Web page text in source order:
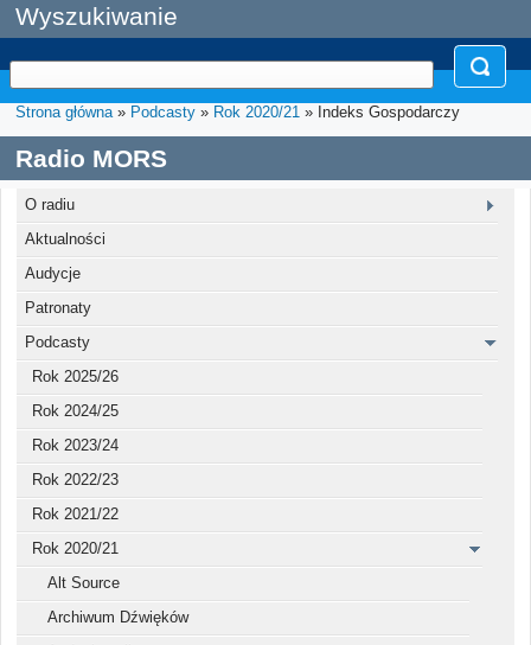
Wyszukiwanie
Strona główna» Podcasty » Rok 2020/21 » Indeks Gospodarczy
Radio MORS
O radiu
Aktualności
Audycje
Patronaty
Podcasty
Rok 2025/26
Rok 2024/25
Rok 2023/24
Rok 2022/23
Rok 2021/22
Rok 2020/21
Alt Source
Archiwum Dźwięków